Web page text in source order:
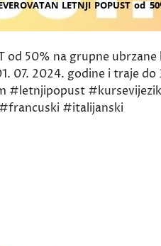
50% na grupne ubrzane
07. 2024. godine i traje
#letnjipopust
#italijanski